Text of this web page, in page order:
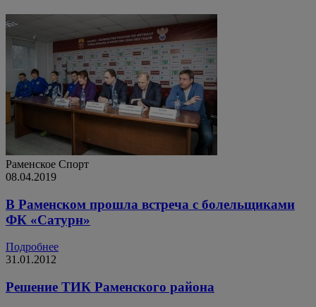
Раменское Спорт
08.04.2019
В Раменском прошла встреча с болельщиками
ФК «Сатурн»
Подробнее
31.01.2012
Решение ТИК Раменского района